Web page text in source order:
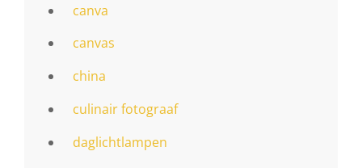
canva
canvas
china
culinair fotograaf
daglichtlampen